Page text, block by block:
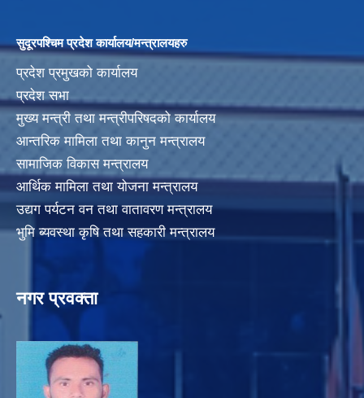
सुदूरपश्चिम प्रदेश कार्यालय/मन्त्रालयहरु
प्रदेश प्रमुखको कार्यालय
प्रदेश सभा
मुख्य मन्त्री तथा मन्त्रीपरिषदको कार्यालय
आन्तरिक मामिला तथा कानुन मन्त्रालय
सामाजिक विकास मन्त्रालय
आर्थिक मामिला तथा योजना मन्त्रालय
उद्यग पर्यटन वन तथा वातावरण मन्त्रालय
भुमि ब्यवस्था कृषि तथा सहकारी मन्त्रालय
नगर प्रवक्ता